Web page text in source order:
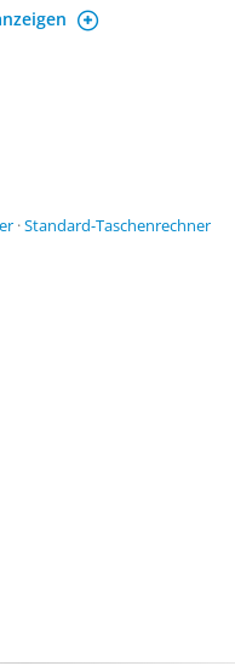
·Standard-Taschenrechner